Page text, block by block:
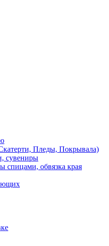
Пледы, Покрывала)
сувениры
спицами, обвязка края